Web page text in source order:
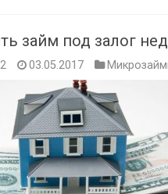
займ под залог
03.05.2017